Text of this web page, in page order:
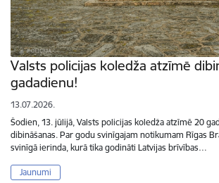
Valsts policijas koledža atzīmē
gadadienu!
13.07.2026.
Šodien, 13. jūlijā, Valsts policijas koledža atzīmē 20
dibināšanas. Par godu svinīgajam notikumam Rīgas
svinīgā ierinda, kurā tika godināti Latvijas brīvības…
Jaunumi